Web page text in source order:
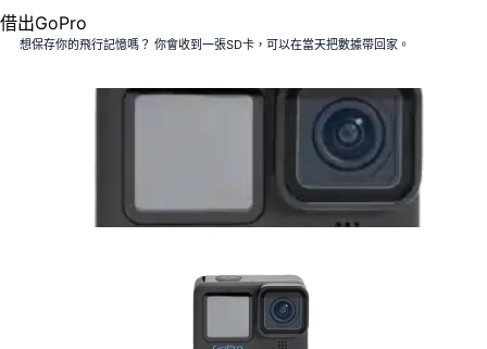
借出GoPro
想保存你的飛行記憶嗎？ 你會收到一張SD卡，可以在當天把數據帶回家。